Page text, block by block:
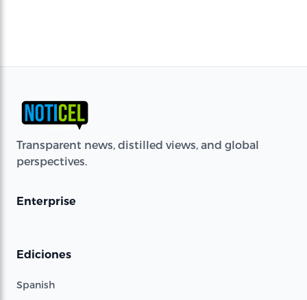
Transparent news, distilled views, and global
perspectives.
Enterprise
Ediciones
Spanish